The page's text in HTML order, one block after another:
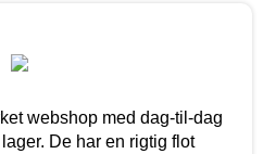
webshop med dag-til-dag
De har en rigtig flot